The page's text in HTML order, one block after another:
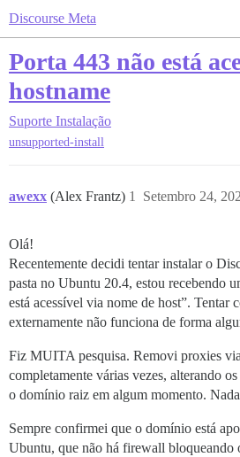
Discourse Meta
Porta 443 não está
hostname
Suporte Instalação
unsupported-install
awexx (Alex Frantz) Setembro 24,
1
Olá!
Recentemente decidi tentar instalar o
pasta no Ubuntu 20.4, estou recebendo
está acessível via nome de host”. Tentar
externamente não funciona de forma
Fiz MUITA pesquisa. Removi proxies
completamente várias vezes, alterando
o domínio raiz em algum momento.
Sempre confirmei que o domínio está
Ubuntu, que não há firewall bloqueando